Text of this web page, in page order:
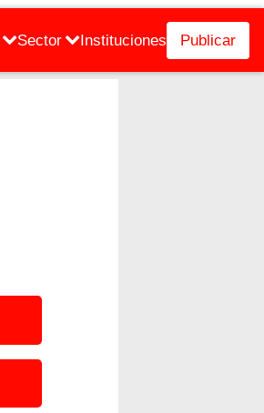
Sector Instituciones Publicar